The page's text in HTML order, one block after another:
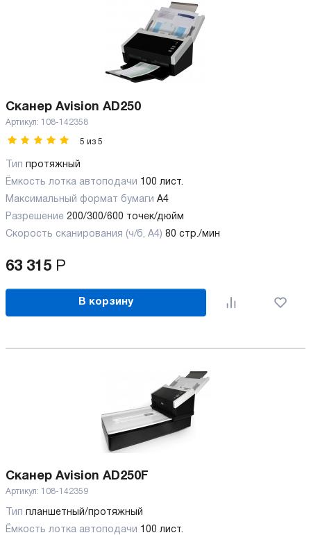
Сканер Avision AD250
Артикул: 108-142358
5 из 5
Тип протяжный
Ёмкость лотка автоподачи 100 лист.
Максимальный формат бумаги А4
Разрешение 200/300/600 точек/дюйм
Скорость сканирования (ч/б, А4) 80 стр./мин
63 315 Р
В корзину
Сканер Avision AD250F
Артикул: 108-142359
Тип планшетный/протяжный
Ёмкость лотка автоподачи 100 лист.